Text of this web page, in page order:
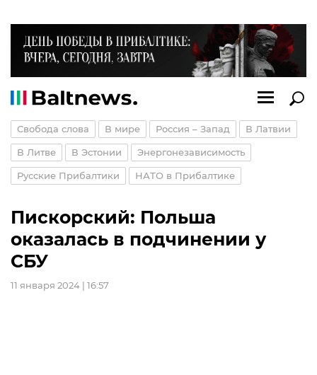
Свобода слова В мире Россия – Запад В Латвии
В Литве В Эстонии Энергонезависимость
Русские Прибалтики НАТО в Прибалтике
Пискорский: Польша
оказалась в подчинении у
СБУ
11 января 2024 | 16:57